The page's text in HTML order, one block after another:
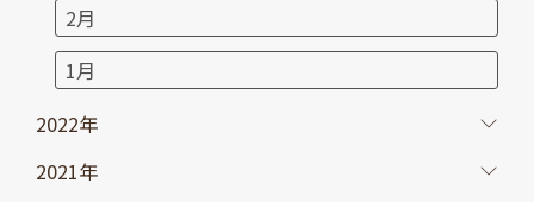
2月
1月
2022年
2021年